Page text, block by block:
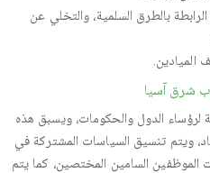
بالطرق السلمية، والتخلي عن
الميادين.
شرق آسيا
لرؤساء الدول والحكومات، ويسبق ھذه
ويتم تنسيق السياسات المشتركة في
الموظفين السامين المختصين، كما يتم